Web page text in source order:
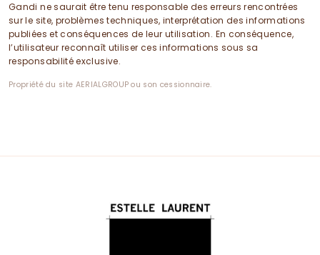
Gandi ne saurait être tenu responsable des erreurs rencontrées
sur le site, problèmes techniques, interprétation des informations
publiées et conséquences de leur utilisation. En conséquence,
l’utilisateur reconnaît utiliser ces informations sous sa
responsabilité exclusive.
Propriété du site AERIALGROUP ou son cessionnaire.